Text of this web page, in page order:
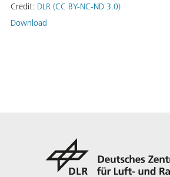
Credit: DLR (CC BY-NC-ND 3.0)
Download